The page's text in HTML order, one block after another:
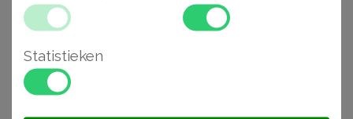
wandlijst
6 x 1,5 x 200 cm
rond ø55,5 cm
Statistieken